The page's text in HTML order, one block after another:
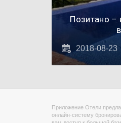
Позитано –
2018-08-23
Приложение Отели
онлайн-систему